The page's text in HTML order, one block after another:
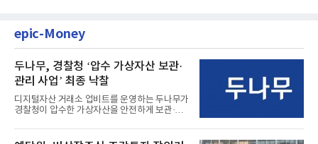
epic-Money
두나무, 경찰청 ‘압수 가상자산 보관·
관리 사업’ 최종 낙찰
디지털자산 거래소 업비트를 운영하는 두나무가
경찰청이 압수한 가상자산을 안전하게 보관·관